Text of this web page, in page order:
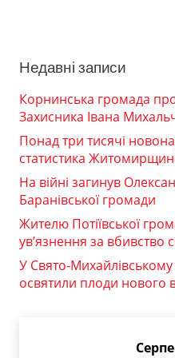
Недавні записи
Корнинська громада
Захисника Івана
Понад три тисячі
статистика
На війні загинув
Баранівської громади
Жителю Потіївської
ув’язнення за вбивство
У Свято-
освятили плоди нового